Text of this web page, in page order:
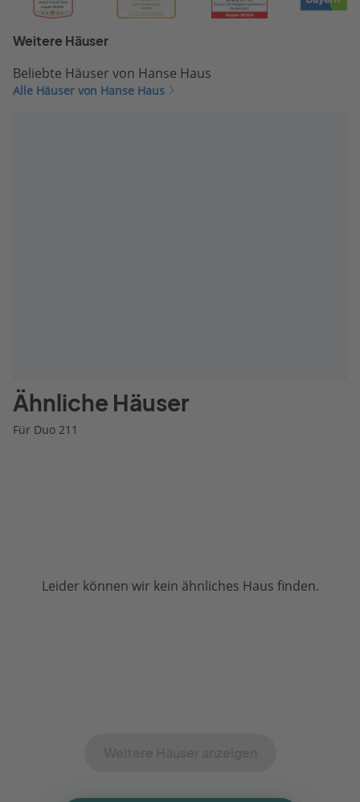
Weitere Häuser
Beliebte Häuser von Hanse Haus
Alle Häuser von Hanse Haus
Ähnliche Häuser
Für Duo 211
Leider können wir kein ähnliches Haus finden.